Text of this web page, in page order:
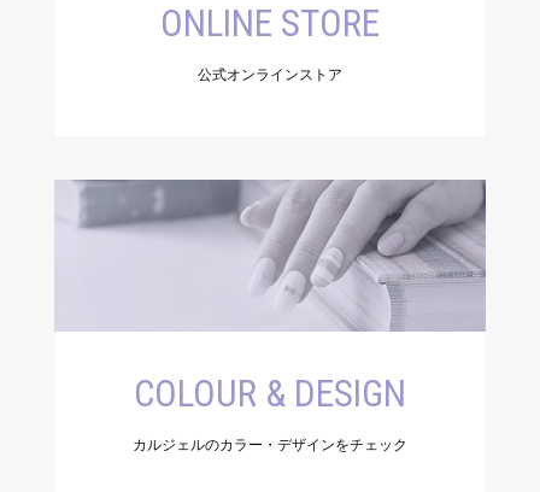
ONLINE STORE
公式オンラインストア
COLOUR & DESIGN
カルジェルのカラー・デザインをチェック